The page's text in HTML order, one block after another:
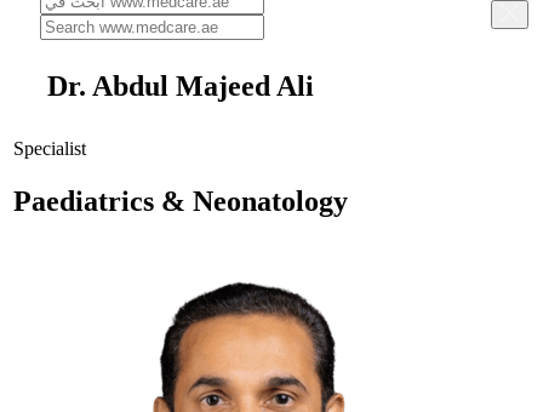
Dr. Abdul Majeed Ali
Specialist
Paediatrics & Neonatology